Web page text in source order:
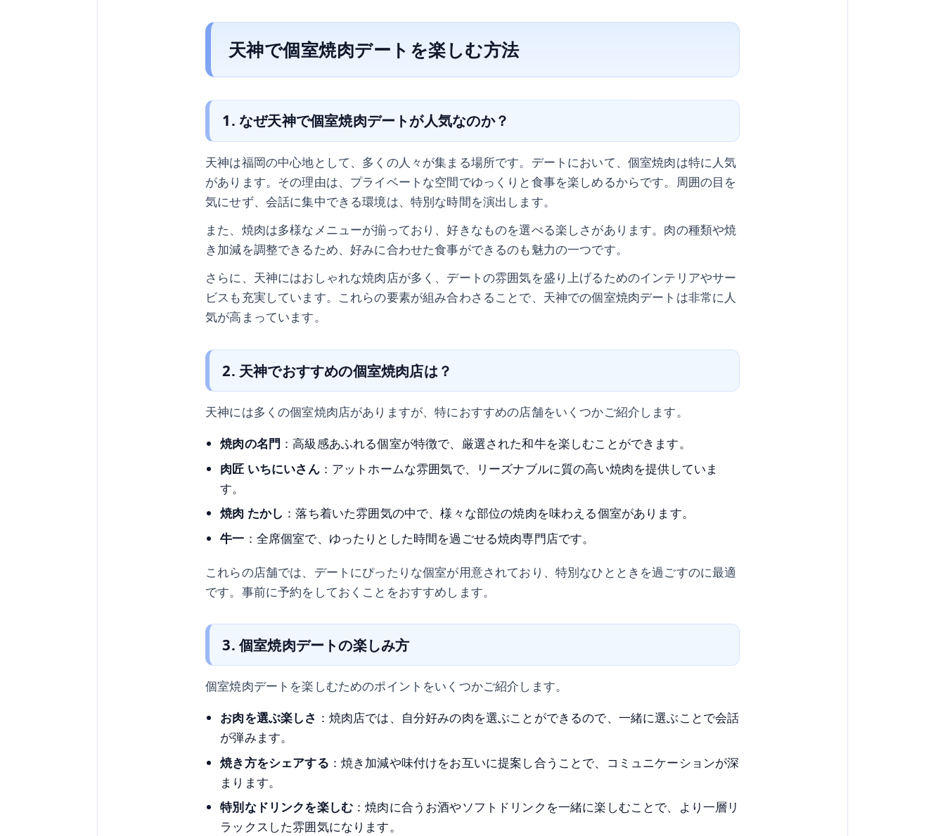
天神で個室焼肉デートを楽しむ方法
1. なぜ天神で個室焼肉デートが人気なのか？
天神は福岡の中心地として、多くの人々が集まる場所です。デートにおいて、個室焼肉は特に人気
があります。その理由は、プライベートな空間でゆっくりと食事を楽しめるからです。周囲の目を
気にせず、会話に集中できる環境は、特別な時間を演出します。
また、焼肉は多様なメニューが揃っており、好きなものを選べる楽しさがあります。肉の種類や焼
き加減を調整できるため、好みに合わせた食事ができるのも魅力の一つです。
さらに、天神にはおしゃれな焼肉店が多く、デートの雰囲気を盛り上げるためのインテリアやサー
ビスも充実しています。これらの要素が組み合わさることで、天神での個室焼肉デートは非常に人
気が高まっています。
2. 天神でおすすめの個室焼肉店は？
天神には多くの個室焼肉店がありますが、特におすすめの店舗をいくつかご紹介します。
焼肉の名門 ：高級感あふれる個室が特徴で、厳選された和牛を楽しむことができます。
肉匠 いちにいさん：アットホームな雰囲気で、リーズナブルに質の高い焼肉を提供していま
す。
焼肉 たかし ：落ち着いた雰囲気の中で、様々な部位の焼肉を味わえる個室があります。
牛一 ：全席個室で、ゆったりとした時間を過ごせる焼肉専門店です。
これらの店舗では、デートにぴったりな個室が用意されており、特別なひとときを過ごすのに最適
です。事前に予約をしておくことをおすすめします。
3. 個室焼肉デートの楽しみ方
個室焼肉デートを楽しむためのポイントをいくつかご紹介します。
お肉を選ぶ楽しさ ：焼肉店では、自分好みの肉を選ぶことができるので、一緒に選ぶことで会話
が弾みます。
焼き方をシェアする ：焼き加減や味付けをお互いに提案し合うことで、コミュニケーションが深
まります。
特別なドリンクを楽しむ ：焼肉に合うお酒やソフトドリンクを一緒に楽しむことで、より一層リ
ラックスした雰囲気になります。